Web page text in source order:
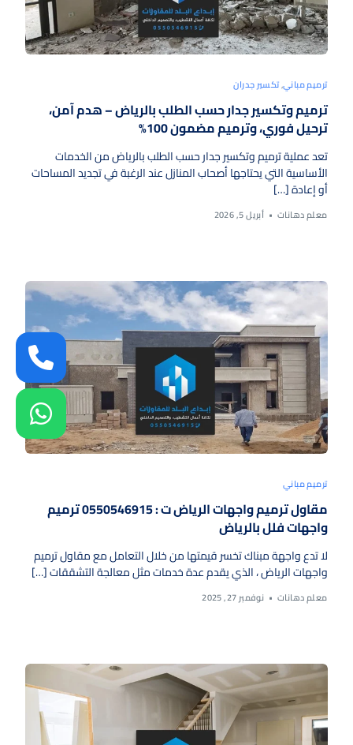
ترميم مباني,تكسير جدران
ترميم وتكسير جدار حسب الطلب بالرياض – هدم آمن،
ترحيل فوري، وترميم مضمون 100%
تعد عملية ترميم وتكسير جدار حسب الطلب بالرياض من الخدمات
الأساسية التي يحتاجها أصحاب المنازل عند الرغبة في تجديد المساحات
أو إعادة […]
معلم دهانات أبريل 5, 2026
ترميم مباني
مقاول ترميم واجهات الرياض ت : 0550546915 ترميم
واجهات فلل بالرياض
لا تدع واجهة مبناك تخسر قيمتها من خلال التعامل مع مقاول ترميم
واجهات الرياض ، الذي يقدم عدة خدمات مثل ​معالجة التشققات […]
معلم دهانات نوفمبر 27, 2025